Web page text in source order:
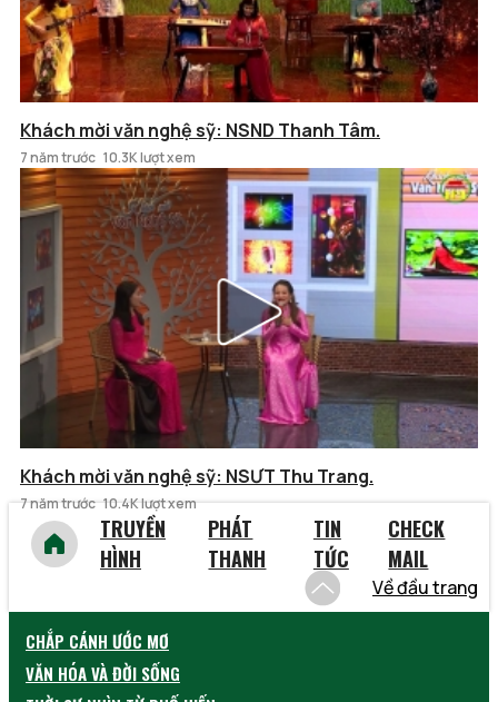
Khách mời văn nghệ sỹ: NSND Thanh Tâm.
7 năm trước 10.3K lượt xem
Khách mời văn nghệ sỹ: NSƯT Thu Trang.
7 năm trước 10.4K lượt xem
TRUYỀN
HÌNH
PHÁT
THANH
TIN
TỨC
CHECK
MAIL
Về đầu trang
CHẮP CÁNH ƯỚC MƠ
VĂN HÓA VÀ ĐỜI SỐNG